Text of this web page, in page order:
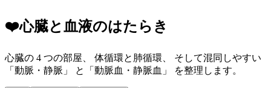
❤️心臓と血液のはたらき
心臓の 4 つの部屋、 体循環と肺循環、 そして混同しやすい
「動脈・静脈」 と「動脈血・静脈血」 を整理します。